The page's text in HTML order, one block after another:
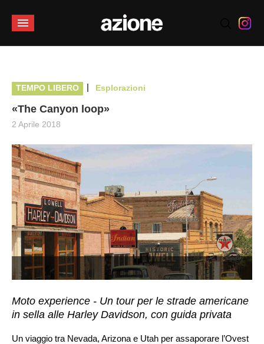
TEMPO LIBERO | Esplorazioni
«The Canyon loop»
2 Aprile 2018
Moto experience - Un tour per le strade americane
in sella alle Harley Davidson, con guida privata
Un viaggio tra Nevada, Arizona e Utah per assaporare l’Ovest